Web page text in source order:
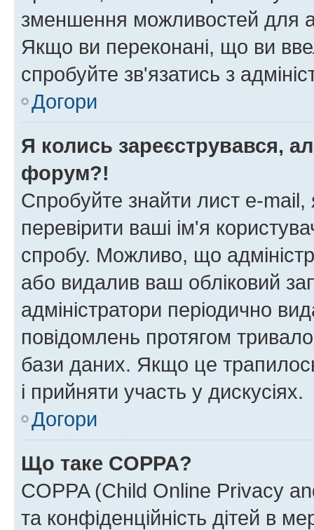
зменшення можливостей для
Якщо ви переконані, що ви
спробуйте зв'язатись з
Догори
Я колись зареєструвався,
форум?!
Спробуйте знайти лист e-mail,
перевірити ваші ім'я
спробу. Можливо, що
або видалив ваш обліковий
адміністратори періодично
повідомлень протягом
бази даних. Якщо це
і прийняти участь у дискусіях.
Догори
Що таке COPPA?
COPPA (Child Online Privacy
та конфіденційність дітей в